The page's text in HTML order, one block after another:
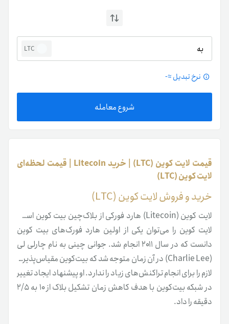
به LTC
نرخ تبدیل ≈-
شروع معامله
قیمت لایت کوین (LTC) | خرید Litecoin | قیمت لحظه‌ای
لایت کوین (LTC)
خرید و فروش لایت کوین (LTC)
لایت کوین (Litecoin) هارد فورکی از بلاک‌چین بیت کوین است.
لایت کوین را می‌توان یکی از اولین هارد فورک‌های بیت کوین
دانست که در سال ۲۰۱۱ انجام شد. جوانی چینی به نام چارلی لی
(Charlie Lee) در آن زمان متوجه شد که بیت‌کوین مقیاس‌پذیری
لازم را برای انجام تراکنش‌های زیاد را ندارد. او پیشنهاد ایجاد تغییر
در شبکه بیت‌کوین با هدف کاهش زمان تشکیل بلاک از ۱۰ به ۲/۵
دقیقه را داد.